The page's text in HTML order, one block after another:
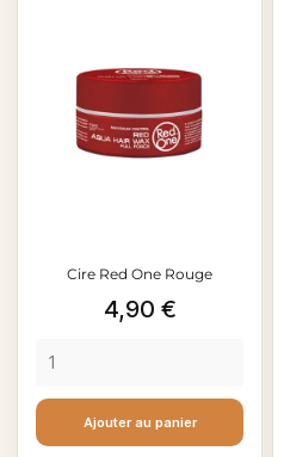
Cire Red One Rouge
Prix
4,90 €
Ajouter au panier